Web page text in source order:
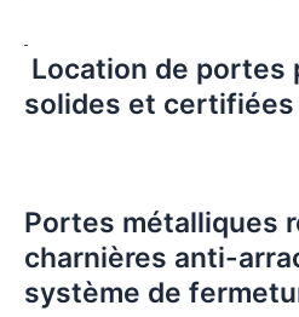
Location de portes
solides et certifiées
Portes métalliques
charnières anti-
système de